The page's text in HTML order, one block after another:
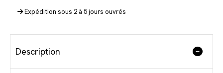
Expédition sous 2 à 5 jours ouvrés
Description